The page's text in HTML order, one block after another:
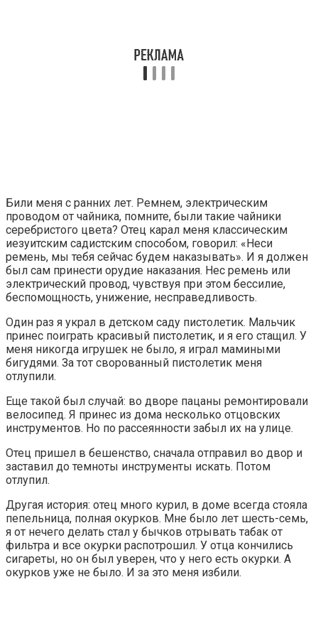
Били меня с ранних лет. Ремнем, электрическим
проводом от чайника, помните, были такие чайники
серебристого цвета? Отец карал меня классическим
иезуитским садистским способом, говорил: «Неси
ремень, мы тебя сейчас будем наказывать». И я должен
был сам принести орудие наказания. Нес ремень или
электрический провод, чувствуя при этом бессилие,
беспомощность, унижение, несправедливость.
Один раз я украл в детском саду пистолетик. Мальчик
принес поиграть красивый пистолетик, и я его стащил. У
меня никогда игрушек не было, я играл мамиными
бигудями. За тот сворованный пистолетик меня
отлупили.
Еще такой был случай: во дворе пацаны ремонтировали
велосипед. Я принес из дома несколько отцовских
инструментов. Но по рассеянности забыл их на улице.
Отец пришел в бешенство, сначала отправил во двор и
заставил до темноты инструменты искать. Потом
отлупил.
Другая история: отец много курил, в доме всегда стояла
пепельница, полная окурков. Мне было лет шесть-семь,
я от нечего делать стал у бычков отрывать табак от
фильтра и все окурки распотрошил. У отца кончились
сигареты, но он был уверен, что у него есть окурки. А
окурков уже не было. И за это меня избили.